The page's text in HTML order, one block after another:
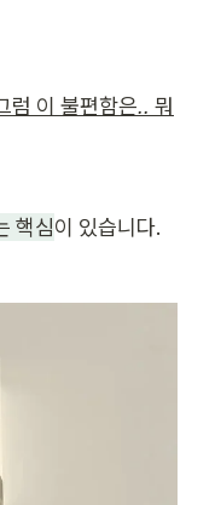
럼 이 불편함은.. 뭐
핵심이 있습니다.